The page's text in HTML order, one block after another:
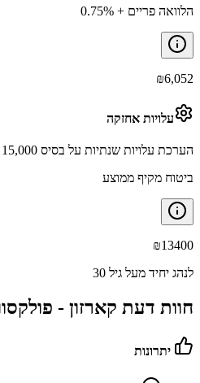
הלוואה פריים + 0.75%
₪6,052
עלויות אחזקה
הערכת עלויות שנתיות על בסיס 15,000 ק״מ בשנה
ביטוח מקיף ממוצע
₪13400
לנהג יחיד מעל גיל 30
חוות דעת קארזון -
יתרונות